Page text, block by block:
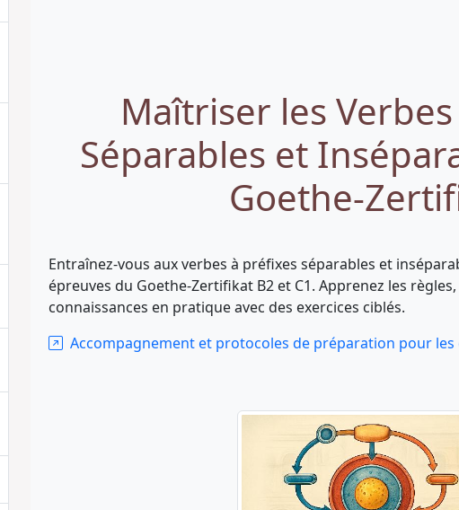
Maîtriser les
Séparables et
Goethe-
Entraînez-vous aux verbes à préfixes séparables et
épreuves du Goethe-Zertifikat B2 et C1. Apprenez les
connaissances en pratique avec des exercices ciblés.
Accompagnement et protocoles de préparation pour les